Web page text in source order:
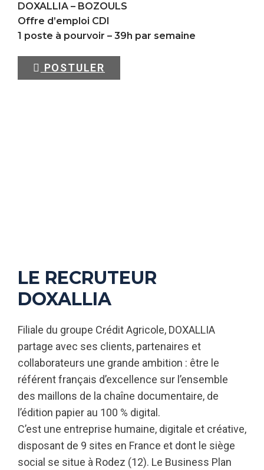
DOXALLIA – BOZOULS
Offre d’emploi CDI
1 poste à pourvoir – 39h par semaine
POSTULER
LE RECRUTEUR
DOXALLIA
Filiale du groupe Crédit Agricole, DOXALLIA
partage avec ses clients, partenaires et
collaborateurs une grande ambition : être le
référent français d’excellence sur l’ensemble
des maillons de la chaîne documentaire, de
l’édition papier au 100 % digital.
C’est une entreprise humaine, digitale et créative,
disposant de 9 sites en France et dont le siège
social se situe à Rodez (12). Le Business Plan